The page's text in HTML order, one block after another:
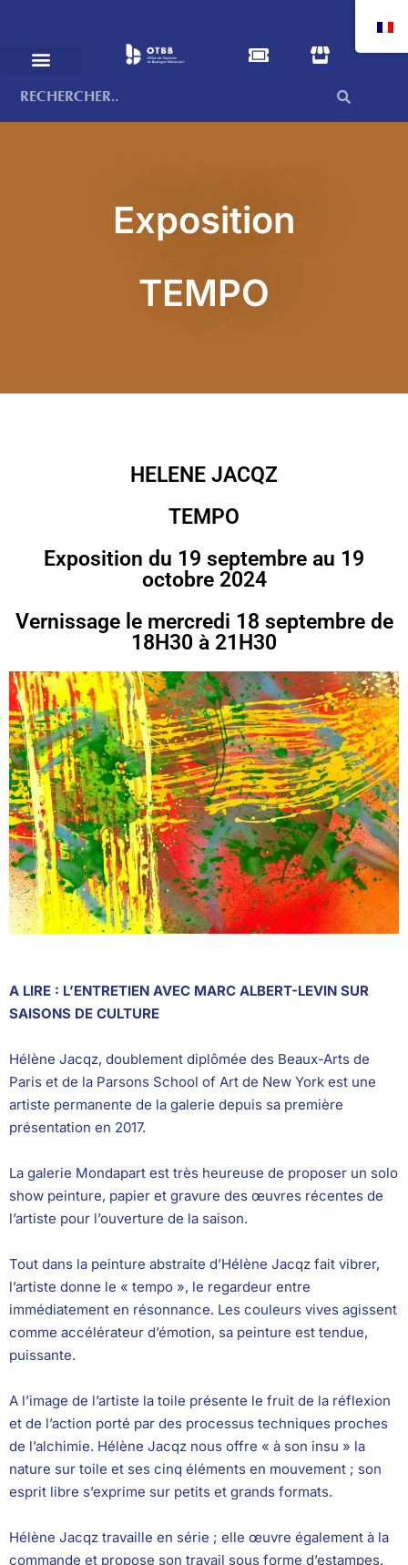
Exposition
TEMPO
HELENE JACQZ
TEMPO
Exposition du 19 septembre au 19
octobre 2024
Vernissage le mercredi 18 septembre de
18H30 à 21H30
A LIRE : L’ENTRETIEN AVEC MARC ALBERT-LEVIN SUR
SAISONS DE CULTURE
Hélène Jacqz, doublement diplômée des Beaux-Arts de
Paris et de la Parsons School of Art de New York est une
artiste permanente de la galerie depuis sa première
présentation en 2017.
La galerie Mondapart est très heureuse de proposer un solo
show peinture, papier et gravure des œuvres récentes de
l’artiste pour l’ouverture de la saison.
Tout dans la peinture abstraite d’Hélène Jacqz fait vibrer,
l’artiste donne le « tempo », le regardeur entre
immédiatement en résonnance. Les couleurs vives agissent
comme accélérateur d’émotion, sa peinture est tendue,
puissante.
A l’image de l’artiste la toile présente le fruit de la réflexion
et de l’action porté par des processus techniques proches
de l’alchimie. Hélène Jacqz nous offre « à son insu » la
nature sur toile et ses cinq éléments en mouvement ; son
esprit libre s’exprime sur petits et grands formats.
Hélène Jacqz travaille en série ; elle œuvre également à la
commande et propose son travail sous forme d’estampes.